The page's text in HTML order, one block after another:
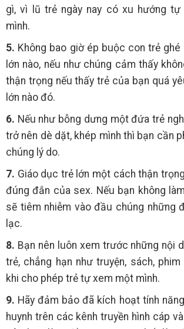
gì, vì lũ trẻ ngày nay có xu hướng tự
mình.
5. Không bao giờ ép buộc con trẻ
lớn nào, nếu như chúng cảm thấy
thận trọng nếu thấy trẻ của bạn quá
lớn nào đó.
6. Nếu như bỗng dưng một đứa trẻ
trở nên dè dặt, khép mình thì bạn cần
chúng lý do.
7. Giáo dục trẻ lớn một cách thận
đúng đắn của sex. Nếu bạn không
sẽ tiêm nhiễm vào đầu chúng những
lạc.
8. Bạn nên luôn xem trước những nội
trẻ, chẳng hạn như truyện, sách,
khi cho phép trẻ tự xem một mình.
9. Hãy đảm bảo đã kích hoạt tính
huynh trên các kênh truyền hình cáp